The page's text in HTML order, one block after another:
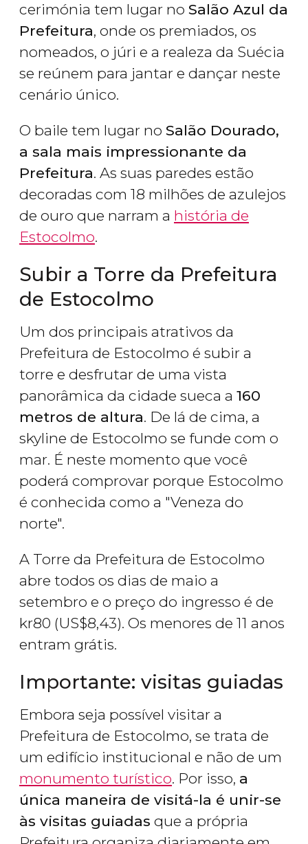
cerimónia tem lugar no Salão Azul da
Prefeitura, onde os premiados, os
nomeados, o júri e a realeza da Suécia
se reúnem para jantar e dançar neste
cenário único.
O baile tem lugar no Salão Dourado,
a sala mais impressionante da
Prefeitura. As suas paredes estão
decoradas com 18 milhões de azulejos
de ouro que narram a história de
Estocolmo.
Subir a Torre da Prefeitura
de Estocolmo
Um dos principais atrativos da
Prefeitura de Estocolmo é subir a
torre e desfrutar de uma vista
panorâmica da cidade sueca a 160
metros de altura. De lá de cima, a
skyline de Estocolmo se funde com o
mar. É neste momento que você
poderá comprovar porque Estocolmo
é conhecida como a "Veneza do
norte".
A Torre da Prefeitura de Estocolmo
abre todos os dias de maio a
setembro e o preço do ingresso é de
kr80 (US$8,43). Os menores de 11 anos
entram grátis.
Importante: visitas guiadas
Embora seja possível visitar a
Prefeitura de Estocolmo, se trata de
um edifício institucional e não de um
monumento turístico. Por isso, a
única maneira de visitá-la é unir-se
às visitas guiadas que a própria